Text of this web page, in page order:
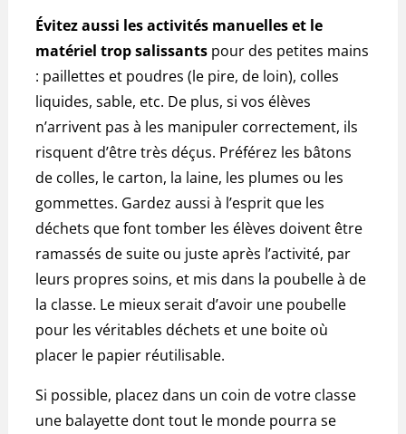
Évitez aussi les activités manuelles et le
matériel trop salissantspour des petites mains
: paillettes et poudres (le pire, de loin), colles
liquides, sable, etc. De plus, si vos élèves
n’arrivent pas à les manipuler correctement, ils
risquent d’être très déçus. Préférez les bâtons
de colles, le carton, la laine, les plumes ou les
gommettes. Gardez aussi à l’esprit que les
déchets que font tomber les élèves doivent être
ramassés de suite ou juste après l’activité, par
leurs propres soins, et mis dans la poubelle à de
la classe. Le mieux serait d’avoir une poubelle
pour les véritables déchets et une boite où
placer le papier réutilisable.
Si possible, placez dans un coin de votre classe
une balayette dont tout le monde pourra se